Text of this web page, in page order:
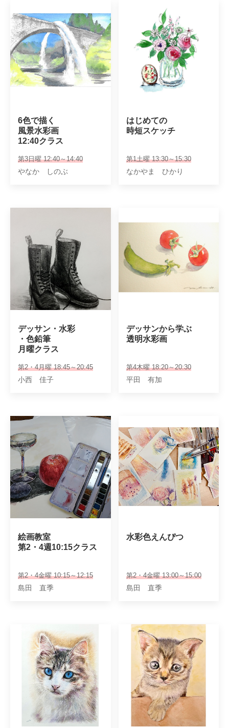
6色で描く
風景水彩画
12:40クラス
第3日曜 12:40～14:40
やなか しのぶ
はじめての
時短スケッチ
第1土曜 13:30～15:30
なかやま ひかり
デッサン・水彩
・色鉛筆
月曜クラス
第2・4月曜 18:45～20:45
小西 佳子
デッサンから学ぶ
透明水彩画
第4木曜 18:20～20:30
平田 有加
絵画教室
第2・4週10:15クラス
第2・4金曜 10:15～12:15
島田 直季
水彩色えんぴつ
第2・4金曜 13:00～15:00
島田 直季